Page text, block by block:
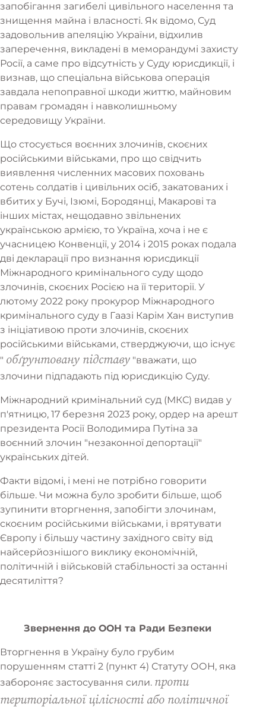
запобігання загибелі цивільного населення та
знищення майна і власності. Як відомо, Суд
задовольнив апеляцію України, відхилив
заперечення, викладені в меморандумі захисту
Росії, а саме про відсутність у Суду юрисдикції, і
визнав, що спеціальна військова операція
завдала непоправної шкоди життю, майновим
правам громадян і навколишньому
середовищу України.
Що стосується воєнних злочинів, скоєних
російськими військами, про що свідчить
виявлення численних масових поховань
сотень солдатів і цивільних осіб, закатованих і
вбитих у Бучі, Ізюмі, Бородянці, Макарові та
інших містах, нещодавно звільнених
українською армією, то Україна, хоча і не є
учасницею Конвенції, у 2014 і 2015 роках подала
дві декларації про визнання юрисдикції
Міжнародного кримінального суду щодо
злочинів, скоєних Росією на її території. У
лютому 2022 року прокурор Міжнародного
кримінального суду в Гаазі Карім Хан виступив
з ініціативою проти злочинів, скоєних
російськими військами, стверджуючи, що існує
" обґрунтовану підставу "вважати, що
злочини підпадають під юрисдикцію Суду.
Міжнародний кримінальний суд (МКС) видав у
п'ятницю, 17 березня 2023 року, ордер на арешт
президента Росії Володимира Путіна за
воєнний злочин "незаконної депортації"
українських дітей.
Факти відомі, і мені не потрібно говорити
більше. Чи можна було зробити більше, щоб
зупинити вторгнення, запобігти злочинам,
скоєним російськими військами, і врятувати
Європу і більшу частину західного світу від
найсерйознішого виклику економічній,
політичній і військовій стабільності за останні
десятиліття?
Звернення до ООН та Ради Безпеки
Вторгнення в Україну було грубим
порушенням статті 2 (пункт 4) Статуту ООН, яка
забороняє застосування сили. проти
територіальної цілісності або політичної